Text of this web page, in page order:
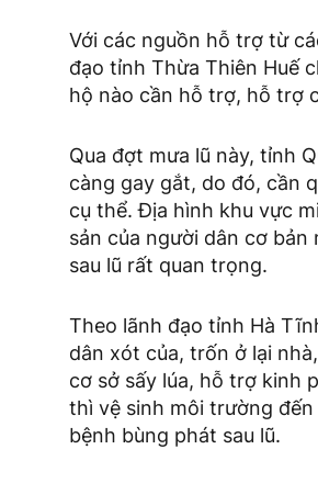
Với các nguồn hỗ trợ từ
đạo tỉnh Thừa Thiên Huế
hộ nào cần hỗ trợ, hỗ trợ
Qua đợt mưa lũ này, tỉnh
càng gay gắt, do đó, cần
cụ thể. Địa hình khu vực
sản của người dân cơ
sau lũ rất quan trọng.
Theo lãnh đạo tỉnh Hà
dân xót của, trốn ở lại
cơ sở sấy lúa, hỗ trợ kinh
thì vệ sinh môi trường
bệnh bùng phát sau lũ.